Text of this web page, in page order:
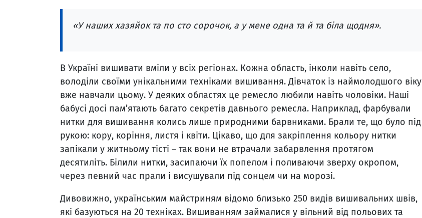
«У наших хазяйок та по сто сорочок, а у мене одна та й та біла щодня».
В Україні вишивати вміли у всіх регіонах. Кожна область, інколи навіть село,
володіли своїми унікальними техніками вишивання. Дівчаток із наймолодшого віку
вже навчали цьому. У деяких областях це ремесло любили навіть чоловіки. Наші
бабусі досі пам’ятають багато секретів давнього ремесла. Наприклад, фарбували
нитки для вишивання колись лише природними барвниками. Брали те, що було під
рукою: кору, коріння, листя і квіти. Цікаво, що для закріплення кольору нитки
запікали у житньому тісті – так вони не втрачали забарвлення протягом
десятиліть. Білили нитки, засипаючи їх попелом і поливаючи зверху окропом,
через певний час прали і висушували під сонцем чи на морозі.
Дивовижно, українським майстриням відомо близько 250 видів вишивальних швів,
які базуються на 20 техніках. Вишиванням займалися у вільний від польових та